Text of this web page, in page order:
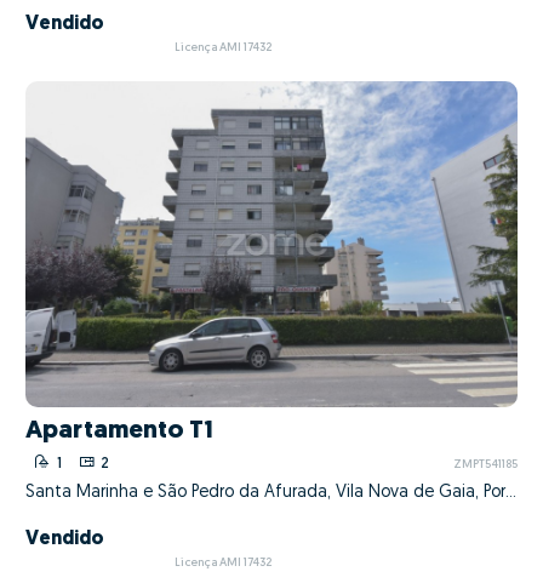
Vendido
Licença AMI 17432
Apartamento T1
1 2 ZMPT541185
Santa Marinha e São Pedro da Afurada, Vila Nova de Gaia, Porto
Vendido
Licença AMI 17432